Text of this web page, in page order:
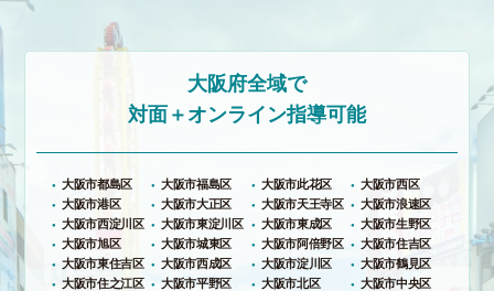
大阪府全域で
対面＋オンライン指導可能
大阪市都島区 大阪市福島区 大阪市此花区
大阪市西区
大阪市港区
大阪市大正区 大阪市天王寺区
大阪市浪速区
大阪市西淀川区
大阪市東淀川区 大阪市東成区
大阪市生野区
大阪市旭区
大阪市城東区 大阪市阿倍野区
大阪市住吉区
大阪市東住吉区
大阪市西成区 大阪市淀川区
大阪市鶴見区
大阪市住之江区
大阪市平野区 大阪市北区
大阪市中央区